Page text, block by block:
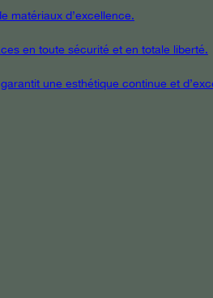
matériaux d’excellence.
en toute sécurité et en totale liberté.
une esthétique continue et